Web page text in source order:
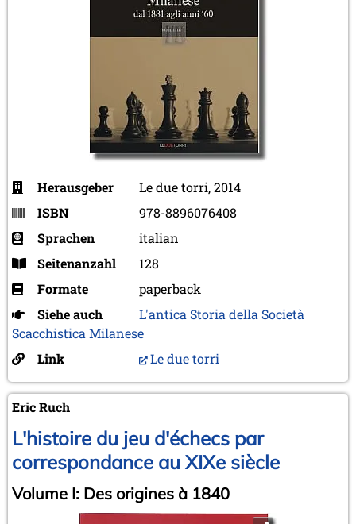
Herausgeber
Le due torri, 2014
ISBN
978-8896076408
Sprachen
italian
Seitenanzahl
128
Formate
paperback
Siehe auch
L'antica Storia della Società
Scacchistica Milanese
Link
Le due torri
Eric Ruch
L'histoire du jeu d'échecs par
correspondance au XIXe siècle
Volume I: Des origines à 1840